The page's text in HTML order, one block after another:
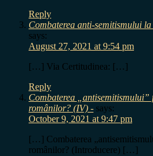
Reply
Combaterea anti-semitismului
says:
August 27, 2021 at 9:54 pm
[…] Via Certitudinea: […]
Reply
Combaterea „antisemitismului”
românilor? (IV) - says:
October 9, 2021 at 9:47 pm
[…] Combaterea
românilor? (Introducere) […]